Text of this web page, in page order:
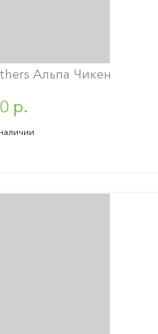
Альпа Чикен
р.